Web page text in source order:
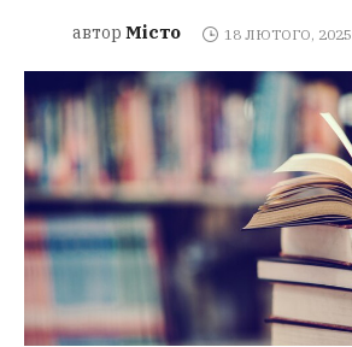
автор Місто 18 ЛЮТОГО, 2025